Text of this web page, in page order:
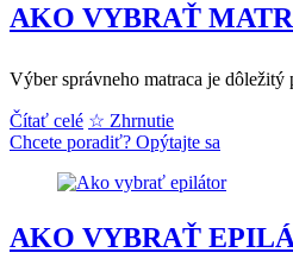
→
12x
+
je
TOP
najlepšie
najúčinnejšie?
AKO VYBRAŤ
Výber správneho matraca je
Čítať celéAKO
VYBRAŤ
→
Ako
❤️
☆ Zhrnutie
Chcete poradiť? Opýtajte sa
AKO VYBRAŤ